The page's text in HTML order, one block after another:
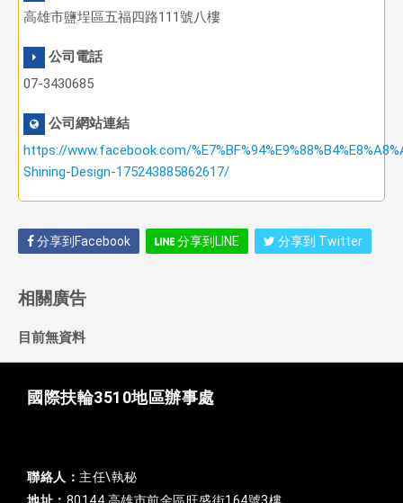
高雄市鹽埕區五福四路111號八樓
公司電話
07-3430685
公司網站連結
https://www.facebook.com/
Shining-Design-175243885862617/
分享到Facebook 分享到LINE 分享到 Twitter
相關廣告
目前無資料
國際扶輪3510地區辦事處
聯絡人： 主任\執秘